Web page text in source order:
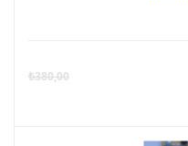
₺380,00